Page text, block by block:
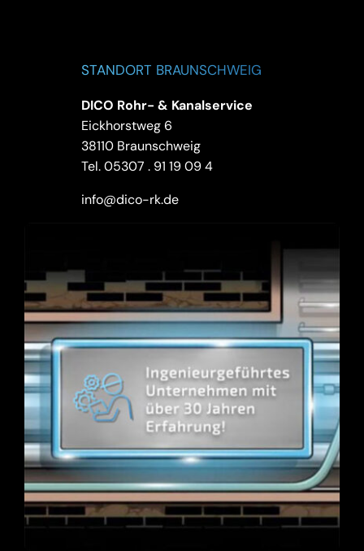
STANDORT BRAUNSCHWEIG
DICO Rohr- & Kanalservice
Eickhorstweg 6
38110 Braunschweig
Tel.05307 . 91 19 09 4
info@dico-rk.de